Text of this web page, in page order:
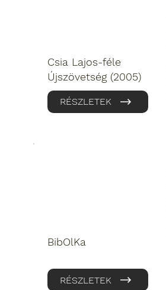
Csia Lajos-féle
Újszövetség (2005)
RÉSZLETEK
BibOlKa
RÉSZLETEK